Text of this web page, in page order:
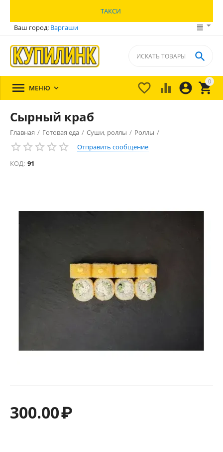
ТАКСИ
Ваш город: Варгаши
0


 

 МЕНЮ 
Сырный краб
Главная / Готовая еда / Суши, роллы / Роллы /
Отправить сообщение
КОД: 91
300.00₽